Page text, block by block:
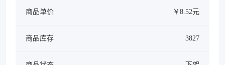
商品单价 ￥8.52元
商品库存 3827